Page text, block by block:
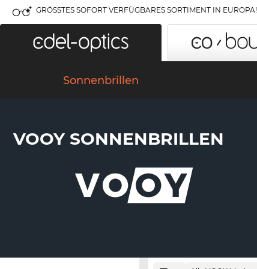
GRÖSSTES SOFORT VERFÜGBARES SORTIMENT IN EUROPA!
Sonnenbrillen
VOOY SONNENBRILLEN